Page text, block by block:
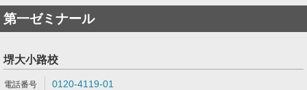
第一ゼミナール
堺大小路校
0120-4119-01